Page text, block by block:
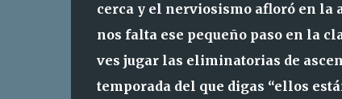
cerca y el nerviosismo afloró en la
nos falta ese pequeño paso en la
ves jugar las eliminatorias de
temporada del que digas “ellos